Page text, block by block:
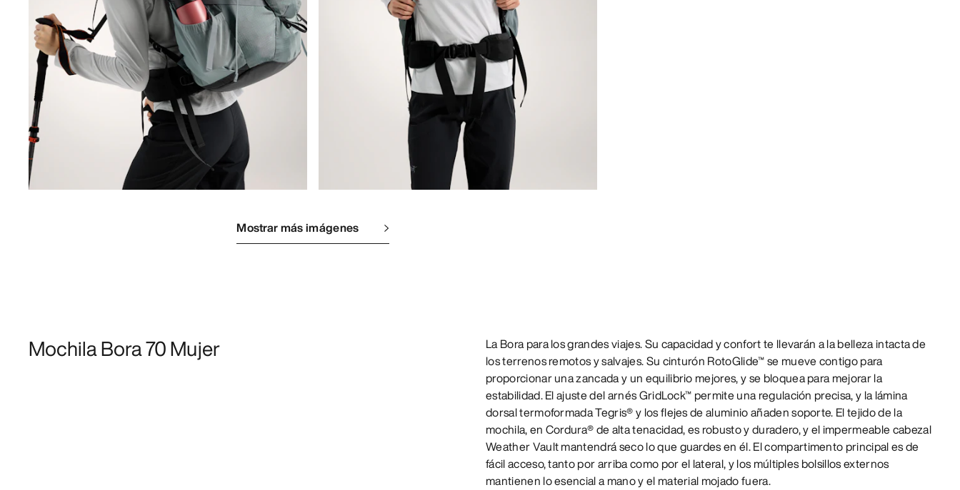
Mostrar más imágenes
Mochila Bora 70 Mujer
La Bora para los grandes viajes. Su capacidad y confort te llevarán a la belleza intacta de
los terrenos remotos y salvajes. Su cinturón RotoGlide™ se mueve contigo para
proporcionar una zancada y un equilibrio mejores, y se bloquea para mejorar la
estabilidad. El ajuste del arnés GridLock™ permite una regulación precisa, y la lámina
dorsal termoformada Tegris® y los flejes de aluminio añaden soporte. El tejido de la
mochila, en Cordura® de alta tenacidad, es robusto y duradero, y el impermeable cabezal
Weather Vault mantendrá seco lo que guardes en él. El compartimento principal es de
fácil acceso, tanto por arriba como por el lateral, y los múltiples bolsillos externos
mantienen lo esencial a mano y el material mojado fuera.